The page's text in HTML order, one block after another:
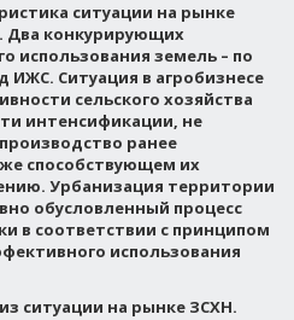
ситуации на рынке
Два конкурирующих
использования земель – по
Ситуация в агробизнесе
сельского хозяйства
интенсификации, не
ранее
способствующем их
Урбанизация территории
обусловленный процесс
в соответствии с принципом
использования
ситуации на рынке ЗСХН.